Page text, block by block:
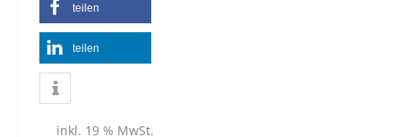
teilen
teilen
inkl. 19 % MwSt.